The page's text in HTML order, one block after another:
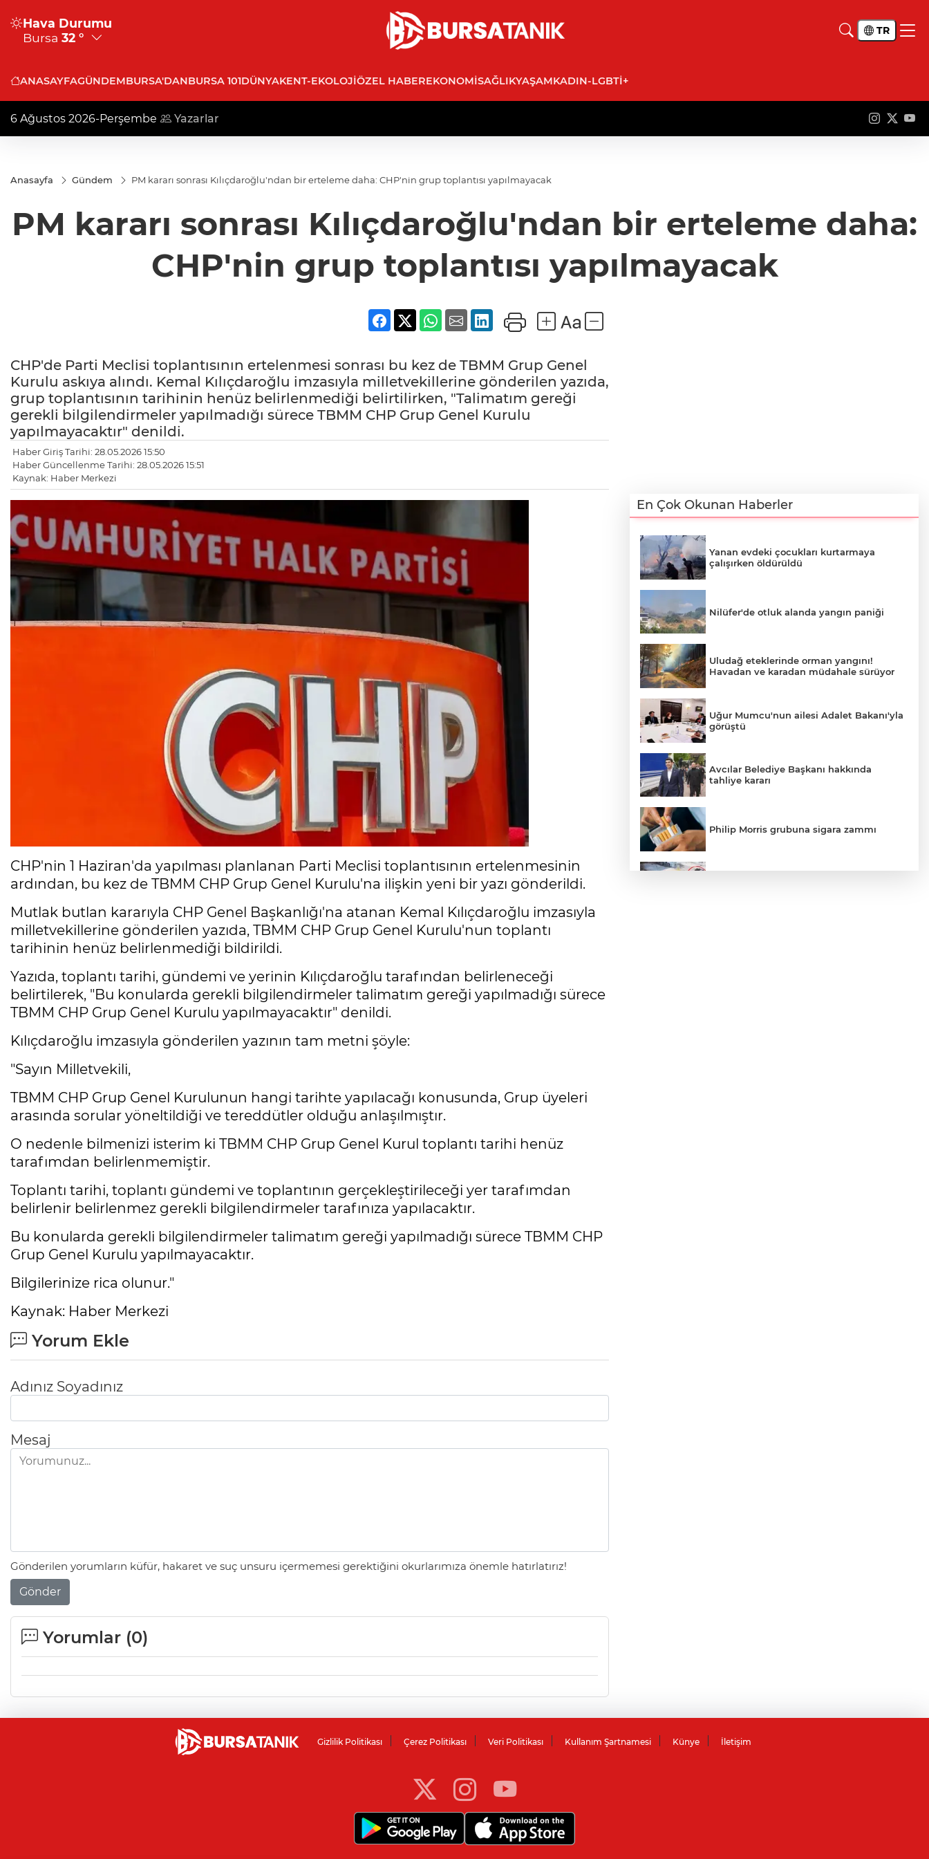
Hava Durumu
Bursa 32 ° TR
ANASAYFAGÜNDEMBURSA'DANBURSA 101DÜNYAKENT-EKOLOJIÖZEL HABEREKONOMISAĞLIKYAŞAMKADIN-LGBTİ+
6 Ağustos 2026-Perşembe Yazarlar
Anasayfa Gündem PM kararı sonrası Kılıçdaroğlu'ndan bir erteleme daha: CHP'nin grup toplantısı yapılmayacak
PM kararı sonrası Kılıçdaroğlu'ndan bir erteleme daha:
CHP'nin grup toplantısı yapılmayacak
CHP'de Parti Meclisi toplantısının ertelenmesi sonrası bu kez de TBMM Grup Genel
Kurulu askıya alındı. Kemal Kılıçdaroğlu imzasıyla milletvekillerine gönderilen yazıda,
grup toplantısının tarihinin henüz belirlenmediği belirtilirken, "Talimatım gereği
gerekli bilgilendirmeler yapılmadığı sürece TBMM CHP Grup Genel Kurulu
yapılmayacaktır" denildi.
Haber Giriş Tarihi: 28.05.2026 15:50
Haber Güncellenme Tarihi: 28.05.2026 15:51
Kaynak: Haber Merkezi
CHP'nin 1 Haziran'da yapılması planlanan Parti Meclisi toplantısının ertelenmesinin
ardından, bu kez de TBMM CHP Grup Genel Kurulu'na ilişkin yeni bir yazı gönderildi.
Mutlak butlan kararıyla CHP Genel Başkanlığı'na atanan Kemal Kılıçdaroğlu imzasıyla
milletvekillerine gönderilen yazıda, TBMM CHP Grup Genel Kurulu'nun toplantı
tarihinin henüz belirlenmediği bildirildi.
Yazıda, toplantı tarihi, gündemi ve yerinin Kılıçdaroğlu tarafından belirleneceği
belirtilerek, "Bu konularda gerekli bilgilendirmeler talimatım gereği yapılmadığı sürece
TBMM CHP Grup Genel Kurulu yapılmayacaktır" denildi.
Kılıçdaroğlu imzasıyla gönderilen yazının tam metni şöyle:
"Sayın Milletvekili,
TBMM CHP Grup Genel Kurulunun hangi tarihte yapılacağı konusunda, Grup üyeleri
arasında sorular yöneltildiği ve tereddütler olduğu anlaşılmıştır.
O nedenle bilmenizi isterim ki TBMM CHP Grup Genel Kurul toplantı tarihi henüz
tarafımdan belirlenmemiştir.
Toplantı tarihi, toplantı gündemi ve toplantının gerçekleştirileceği yer tarafımdan
belirlenir belirlenmez gerekli bilgilendirmeler tarafınıza yapılacaktır.
Bu konularda gerekli bilgilendirmeler talimatım gereği yapılmadığı sürece TBMM CHP
Grup Genel Kurulu yapılmayacaktır.
Bilgilerinize rica olunur."
Kaynak: Haber Merkezi
Yorum Ekle
Adınız Soyadınız
Mesaj
Gönderilen yorumların küfür, hakaret ve suç unsuru içermemesi gerektiğini okurlarımıza önemle hatırlatırız!
Gönder
Yorumlar (0)
En Çok Okunan Haberler
Yanan evdeki çocukları kurtarmaya
çalışırken öldürüldü
Nilüfer'de otluk alanda yangın paniği
Uludağ eteklerinde orman yangını!
Havadan ve karadan müdahale sürüyor
Uğur Mumcu'nun ailesi Adalet Bakanı'yla
görüştü
Avcılar Belediye Başkanı hakkında
tahliye kararı
Philip Morris grubuna sigara zammı
Gizlilik Politikası Çerez Politikası Veri Politikası Kullanım Şartnamesi Künye İletişim